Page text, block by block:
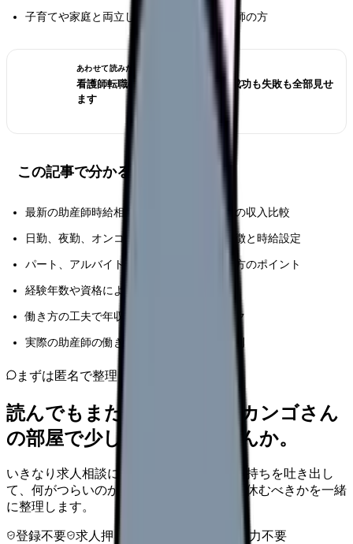
子育てや家庭と両立しながら働きたい助産師の方
あわせて読みたい
看護師転職のリアル体験談12選｜成功も失敗も全部見せ
ます
この記事で分かること
最新の助産師時給相場データと勤務形態別の収入比較
日勤、夜勤、オンコールなど各シフトの特徴と時給設定
パート、アルバイト、非常勤の違いと選び方のポイント
経験年数や資格によって収入を上げる方法
働き方の工夫で年収を最大化するテクニック
実際の助産師の働き方事例と具体的な収入例
まずは匿名で整理
読んでもまだ苦しいなら、カンゴさん
の部屋で少し話してみませんか。
いきなり求人相談には進みません。今の気持ちを吐き出し
て、何がつらいのか、辞めるべきか、少し休むべきかを一緒
に整理します。
登録不要 求人押し売りなし
病院名は入力不要